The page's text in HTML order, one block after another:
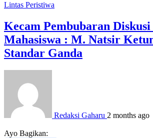
Lintas Peristiwa
Kecam Pembubaran
Mahasiswa : M. Natsir
Standar Ganda
Redaksi Gaharu 2 months ago
Ayo Bagikan: